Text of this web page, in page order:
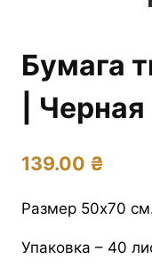
Бумага
| Черная
139.00 ₴
Размер 50х70
Упаковка – 40